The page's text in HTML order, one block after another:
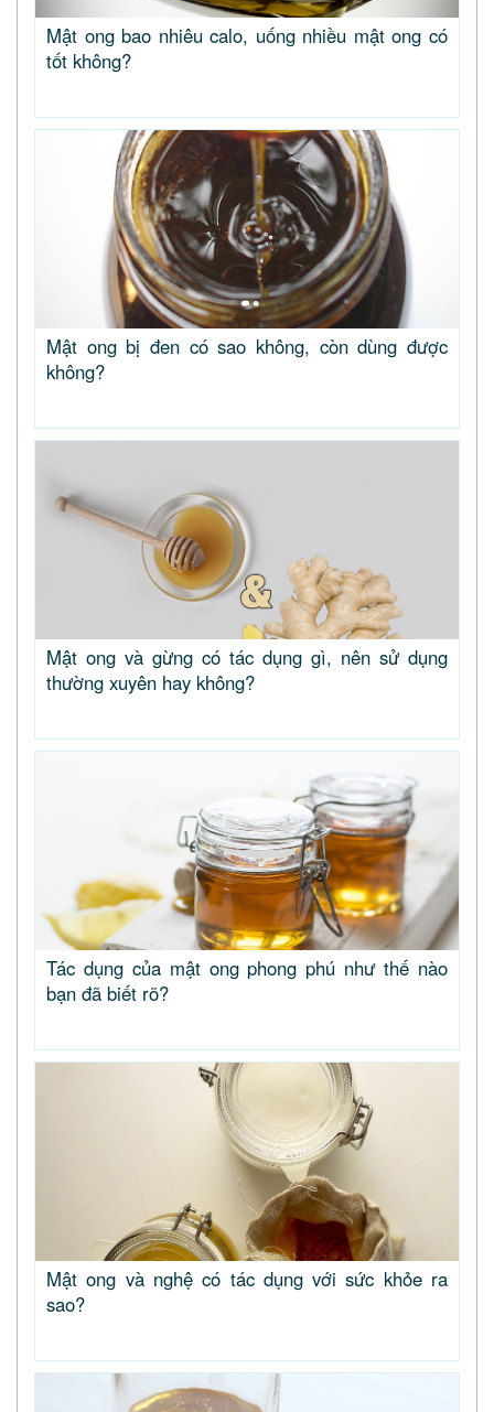
Mật ong bao nhiêu calo, uống nhiều mật ong có
tốt không?
Mật ong bị đen có sao không, còn dùng được
không?
Mật ong và gừng có tác dụng gì, nên sử dụng
thường xuyên hay không?
Tác dụng của mật ong phong phú như thế nào
bạn đã biết rõ?
Mật ong và nghệ có tác dụng với sức khỏe ra
sao?